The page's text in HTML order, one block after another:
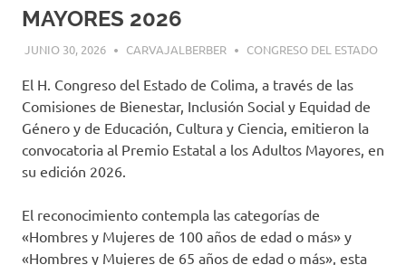
MAYORES 2026
JUNIO 30, 2026 CARVAJALBERBER CONGRESO DEL ESTADO
El H. Congreso del Estado de Colima, a través de las
Comisiones de Bienestar, Inclusión Social y Equidad de
Género y de Educación, Cultura y Ciencia, emitieron la
convocatoria al Premio Estatal a los Adultos Mayores, en
su edición 2026.
El reconocimiento contempla las categorías de
«Hombres y Mujeres de 100 años de edad o más» y
«Hombres y Mujeres de 65 años de edad o más», esta